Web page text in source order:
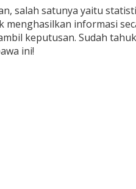
salah satunya yaitu
informasi
keputusan. Sudah
ini!